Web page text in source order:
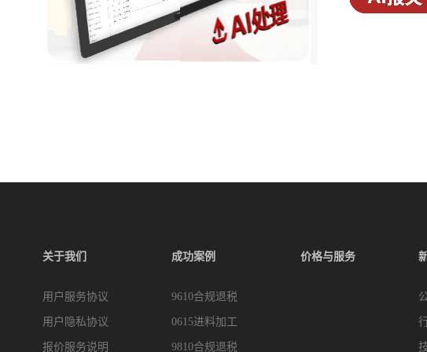
关于我们
用户服务协议
用户隐私协议
报价服务说明
成功案例
9610合规退税
0615进料加工
9810合规退税
价格与服务